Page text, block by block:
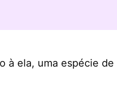
à ela, uma espécie de